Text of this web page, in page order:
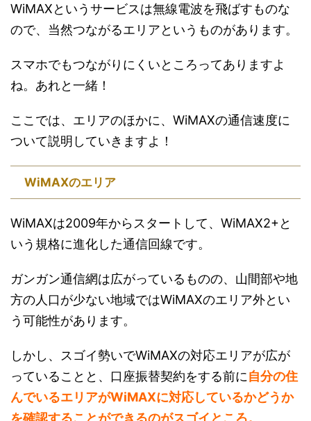
WiMAXというサービスは無線電波を飛ばすものな
ので、当然つながるエリアというものがあります。
スマホでもつながりにくいところってありますよ
ね。あれと一緒！
ここでは、エリアのほかに、WiMAXの通信速度に
ついて説明していきますよ！
WiMAXのエリア
WiMAXは2009年からスタートして、WiMAX2+と
いう規格に進化した通信回線です。
ガンガン通信網は広がっているものの、山間部や地
方の人口が少ない地域ではWiMAXのエリア外とい
う可能性があります。
しかし、スゴイ勢いでWiMAXの対応エリアが広が
っていることと、口座振替契約をする前に自分の住
んでいるエリアがWiMAXに対応しているかどうか
を確認することができるのがスゴイところ。